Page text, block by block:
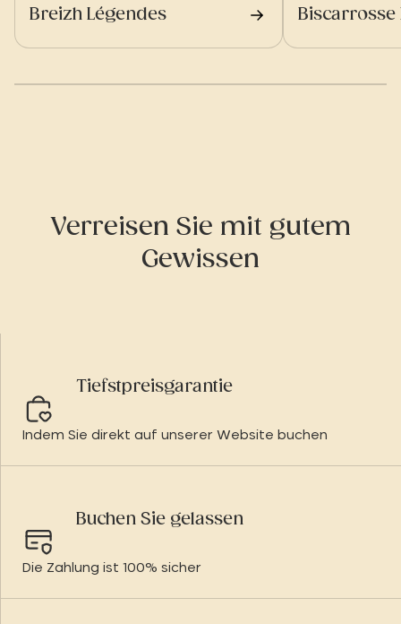
Breizh Légendes Biscarrosse
Verreisen Sie mit gutem
Gewissen
Tiefstpreisgarantie
Indem Sie direkt auf unserer Website buchen
Buchen Sie gelassen
Die Zahlung ist 100% sicher